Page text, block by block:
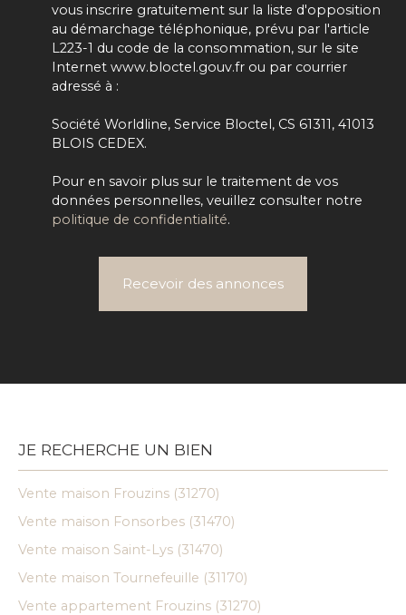
vous inscrire gratuitement sur la liste d'opposition
au démarchage téléphonique, prévu par l'article
L223-1 du code de la consommation, sur le site
Internet www.bloctel.gouv.fr ou par courrier
adressé à :
Société Worldline, Service Bloctel, CS 61311, 41013
BLOIS CEDEX.
Pour en savoir plus sur le traitement de vos
données personnelles, veuillez consulter notre
politique de confidentialité.
Recevoir des annonces
JE RECHERCHE UN BIEN
Vente maison Frouzins (31270)
Vente maison Fonsorbes (31470)
Vente maison Saint-Lys (31470)
Vente maison Tournefeuille (31170)
Vente appartement Frouzins (31270)